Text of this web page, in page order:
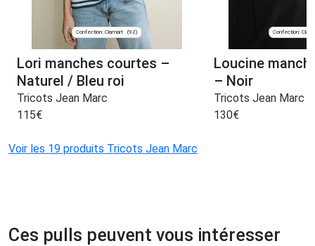
Confection: Clamart (92)
Lori manches courtes –
Naturel / Bleu roi
Tricots Jean Marc
115€
Confection:
Loucine
– Noir
Tricots Jean Marc
130€
Voir les 19 produits Tricots Jean Marc
Ces pulls peuvent vous intéresser